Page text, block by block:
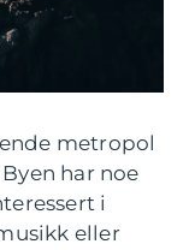
metropol
har noe
i
eller